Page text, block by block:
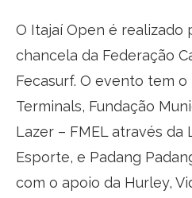
O Itajaí Open é realizado
chancela da Federação
Fecasurf. O evento tem
Terminals, Fundação
Lazer – FMEL através da
Esporte, e Padang
com o apoio da Hurley,